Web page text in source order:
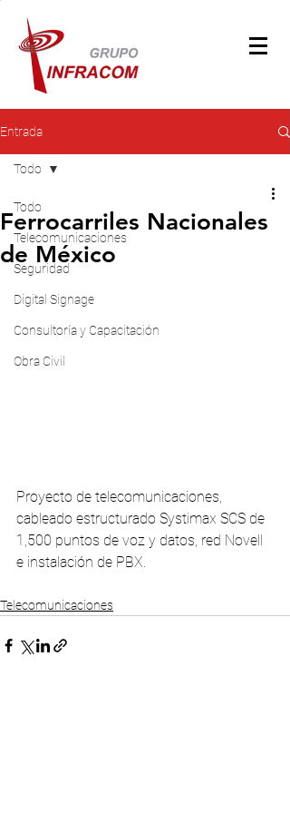
Entrada
Todo
Telecomunicaciones
Seguridad
Digital Signage
Consultoría y Capacitación
Obra Civil
Todo
Ferrocarriles Nacionales
de México
Proyecto de telecomunicaciones,
cableado estructurado Systimax SCS de
1,500 puntos de voz y datos, red Novell
e instalación de PBX.
Telecomunicaciones